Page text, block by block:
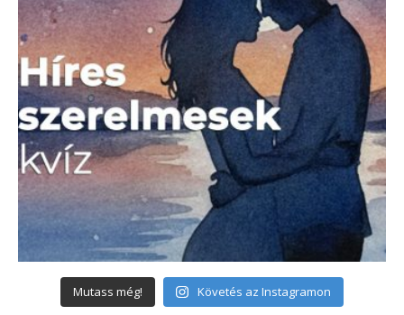
Mutass még! Követés az Instagramon